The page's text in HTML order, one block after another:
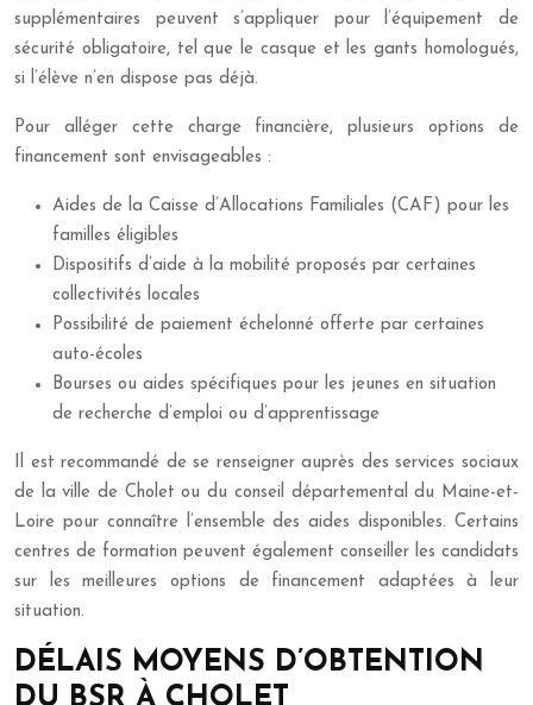
supplémentaires peuvent s’appliquer pour l’équipement de
sécurité obligatoire, tel que le casque et les gants homologués,
si l’élève n’en dispose pas déjà.
Pour alléger cette charge financière, plusieurs options de
financement sont envisageables :
Aides de la Caisse d’Allocations Familiales (CAF) pour les
familles éligibles
Dispositifs d’aide à la mobilité proposés par certaines
collectivités locales
Possibilité de paiement échelonné offerte par certaines
auto-écoles
Bourses ou aides spécifiques pour les jeunes en situation
de recherche d’emploi ou d’apprentissage
Il est recommandé de se renseigner auprès des services sociaux
de la ville de Cholet ou du conseil départemental du Maine-et-
Loire pour connaître l’ensemble des aides disponibles. Certains
centres de formation peuvent également conseiller les candidats
sur les meilleures options de financement adaptées à leur
situation.
DÉLAIS MOYENS D’OBTENTION
DU BSR À CHOLET